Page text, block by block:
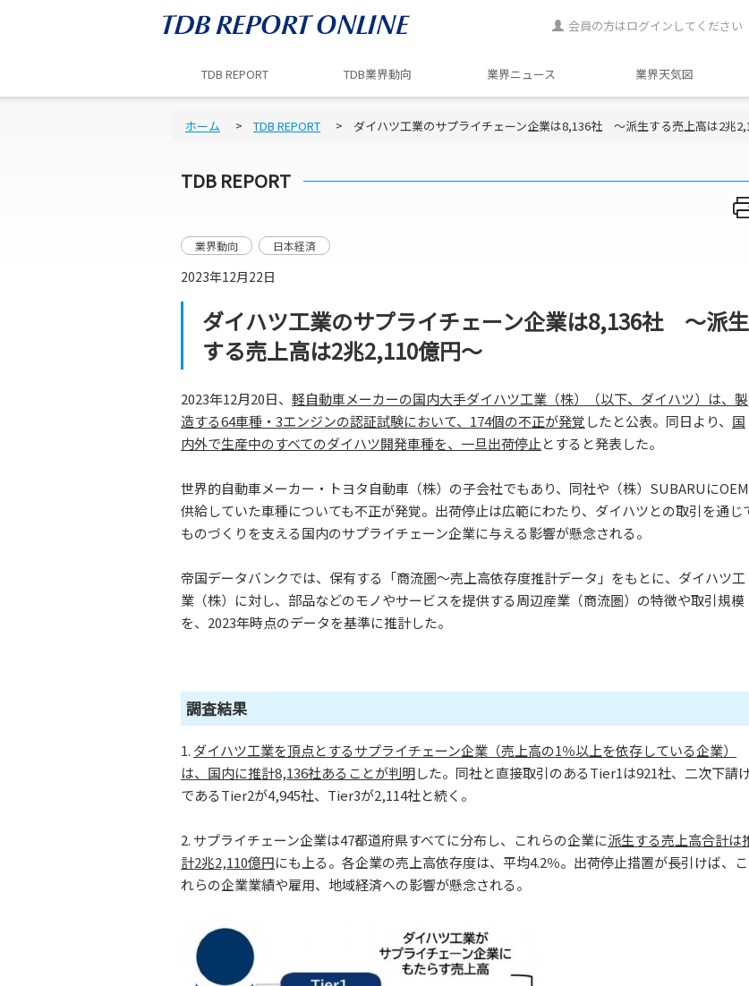
会員の方はログインしてください
TDB REPORT TDB業界動向 業界ニュース 業界天気図
ホーム TDB REPORT ダイハツ工業のサプライチェーン企業は8,136社 ～派生する売上高は2兆
TDB REPORT
業界動向 日本経済
2023年12月22日
ダイハツ工業のサプライチェーン企業は8,136社 ～派生
する売上高は2兆2,110億円～
2023年12月20日、 軽自動車メーカーの国内大手ダイハツ工業（株）（以下、ダイハツ）は、製
造する64車種・3エンジンの認証試験において、174個の不正が発覚したと公表。同日より、 国
内外で生産中のすべてのダイハツ開発車種を、一旦出荷停止とすると発表した。
世界的自動車メーカー・トヨタ自動車（株）の子会社でもあり、同社や（株）SUBARUにOEM
供給していた車種についても不正が発覚。出荷停止は広範にわたり、ダイハツとの取引を通じ
ものづくりを支える国内のサプライチェーン企業に与える影響が懸念される。
帝国データバンクでは、保有する「商流圏～売上高依存度推計データ」をもとに、ダイハツ工
業（株）に対し、部品などのモノやサービスを提供する周辺産業（商流圏）の特徴や取引規模
を、2023年時点のデータを基準に推計した。
調査結果
1. ダイハツ工業を頂点とするサプライチェーン企業（売上高の1％以上を依存している企業）
は、国内に推計8,136社あることが判明した。同社と直接取引のあるTier1は921社、二次下請
であるTier2が4,945社、Tier3が2,114社と続く。
2. サプライチェーン企業は47都道府県すべてに分布し、これらの企業に派生する売上高合計は
計2兆2,110億円にも上る。各企業の売上高依存度は、平均4.2％。出荷停止措置が長引けば、こ
れらの企業業績や雇用、地域経済への影響が懸念される。